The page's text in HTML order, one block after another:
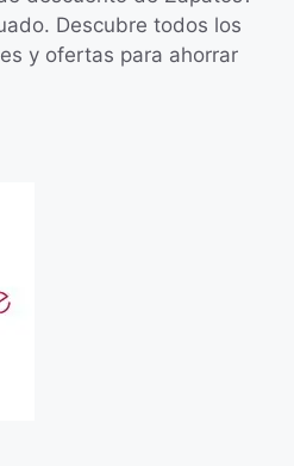
Descubre todos los
y ofertas para ahorrar